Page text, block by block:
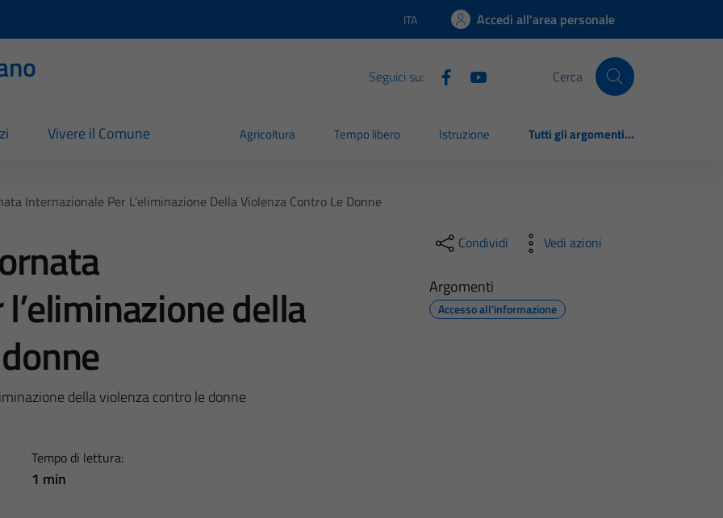
Lingua attiva:
ITA Accedi all'area personale
Seguici su: Cerca
Vivere il Comune Agricoltura Tempo libero Istruzione Tutti gli argomenti...
Internazionale Per L’eliminazione Della Violenza Contro Le Donne
della
della violenza contro le donne
Tempo di lettura:
1 min
Condividi Vedi azioni
Argomenti
Accesso all'informazione